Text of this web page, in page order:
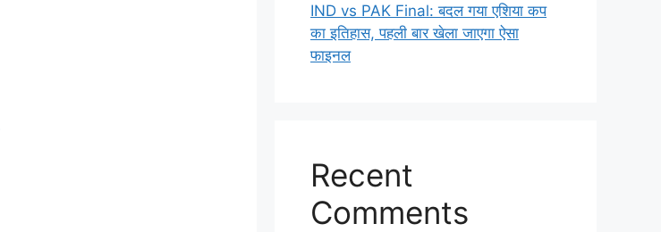
IND vs PAK Final: बदल गया एशिया कप
का इतिहास, पहली बार खेला जाएगा ऐसा
फाइनल
Recent
Comments